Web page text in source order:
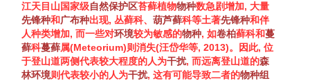
江天目山国家级自然保护区苔藓植物物种数急剧增加, 大量
先锋种和广布种出现, 丛藓科、 葫芦藓科等土著先锋种和伴
人种类增加, 而一些对环境较为敏感的物种, 如卷柏藓科和蔓
藓科蔓藓属(Meteorium)则消失(汪岱华等, 2013)。因此, 位
于登山道两侧代表较大程度的人为干扰, 而远离登山道的森
林环境则代表较小的人为干扰, 这有可能导致二者的物种组